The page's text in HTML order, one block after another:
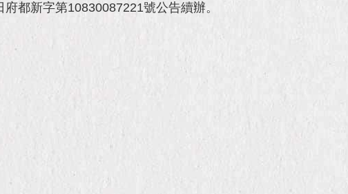
都新字第10830087221號公告續辦。